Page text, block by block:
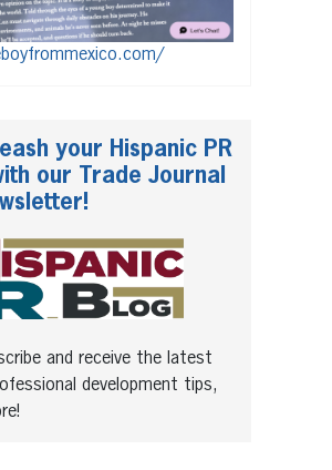
your Hispanic PR
our Trade Journal
and receive the latest
development tips,